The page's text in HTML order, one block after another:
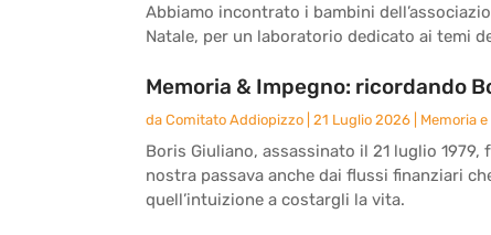
Abbiamo incontrato i bambini
Natale, per un laboratorio dedicato ai temi
Memoria & Impegno: ricordando
da Comitato Addiopizzo 21 Luglio 2026 Memoria
Boris Giuliano, assassinato il 21 luglio
nostra passava anche dai flussi finanziari
quell’intuizione a costargli la vita.